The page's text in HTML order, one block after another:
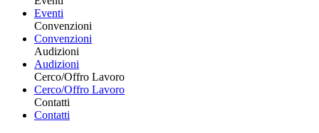
Eventi
Convenzioni
Convenzioni
Audizioni
Audizioni
Cerco/Offro Lavoro
Cerco/Offro Lavoro
Contatti
Contatti